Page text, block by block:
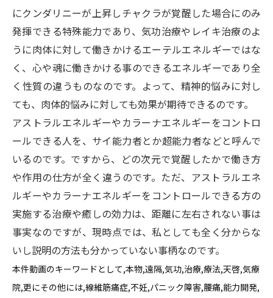
にクンダリニーが上昇しチャクラが覚醒した場合にのみ
発揮できる特殊能力であり、気功治療やレイキ治療のよ
うに肉体に対して働きかけるエーテルエネルギーではな
く、心や魂に働きかける事のできるエネルギーであり全
く性質の違うものなのです。よって、精神的悩みに対し
ても、肉体的悩みに対しても効果が期待できるのです。
アストラルエネルギーやカラーナエネルギーをコントロ
ールできる人を、サイ能力者とか超能力者などと呼んで
いるのです。ですから、どの次元で覚醒したかで働き方
や作用の仕方が全く違うのです。ただ、アストラルエネ
ルギーやカラーナエネルギーをコントロールできる方の
実施する治療や癒しの効力は、距離に左右されない事は
事実なのですが、現時点では、私としても全く分からな
いし説明の方法も分かっていない事柄なのです。
本件動画のキーワードとして,本物,遠隔,気功,治療,療法,天啓,気療
院,更にその他には,線維筋痛症,不妊,パニック障害,腰痛,能力開発,